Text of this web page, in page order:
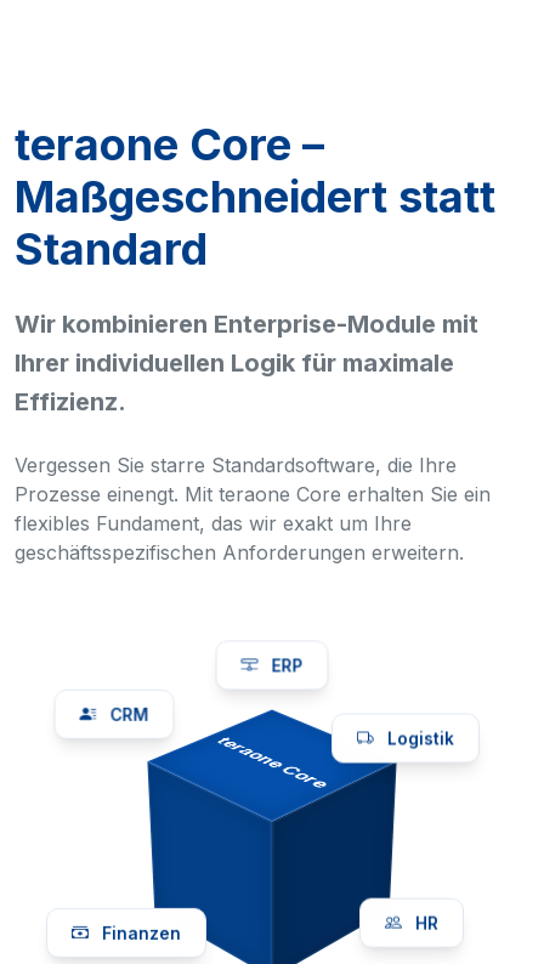
teraone Core
CRM
ERP
Logistik
Finanzen
HR
teraone Core –
Maßgeschneidert statt
Standard
Wir kombinieren Enterprise-Module mit
Ihrer individuellen Logik für maximale
Effizienz.
Vergessen Sie starre Standardsoftware, die Ihre
Prozesse einengt. Mit teraone Core erhalten Sie ein
flexibles Fundament, das wir exakt um Ihre
geschäftsspezifischen Anforderungen erweitern.